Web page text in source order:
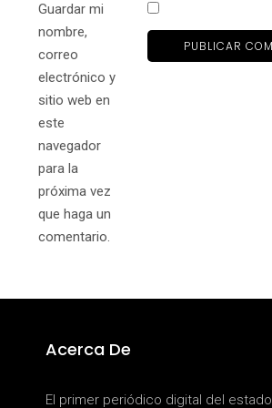
Guardar mi
nombre,
correo
electrónico y
sitio web en
este
navegador
para la
próxima vez
que haga un
comentario.
Acerca De
El primer periódico digital del estado